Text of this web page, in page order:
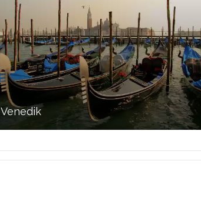
Venedik
İtalya dünyanın en çok turist çeken yerlerin ilk sıralarında